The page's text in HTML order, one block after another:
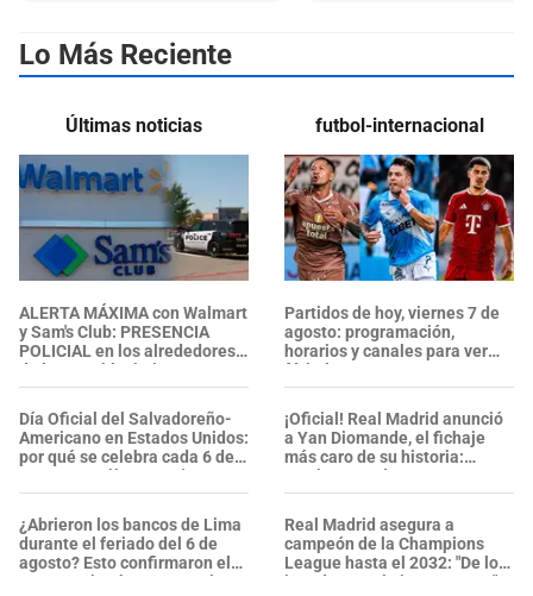
Lo Más Reciente
Últimas noticias
ALERTA MÁXIMA con Walmart
y Sam's Club: PRESENCIA
POLICIAL en los alrededores
de los establecimientos en
esta zona, ¿se confirmaron
heridos?
Día Oficial del Salvadoreño-
Americano en Estados Unidos:
por qué se celebra cada 6 de
agosto y cuál es su origen
¿Abrieron los bancos de Lima
durante el feriado del 6 de
agosto? Esto confirmaron el
BCP, Interbank, BBVA y más
futbol-internacional
Partidos de hoy, viernes 7 de
agosto: programación,
horarios y canales para ver
fútbol GRATIS
¡Oficial! Real Madrid anunció
a Yan Diomande, el fichaje
más caro de su historia:
¿Cuánto pagó?
Real Madrid asegura a
campeón de la Champions
League hasta el 2032: "De los
jugadores más importantes"